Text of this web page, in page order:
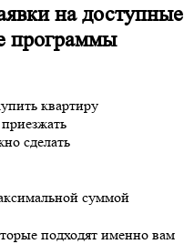
на доступные
программы
квартиру
сделать
суммой
подходят именно вам